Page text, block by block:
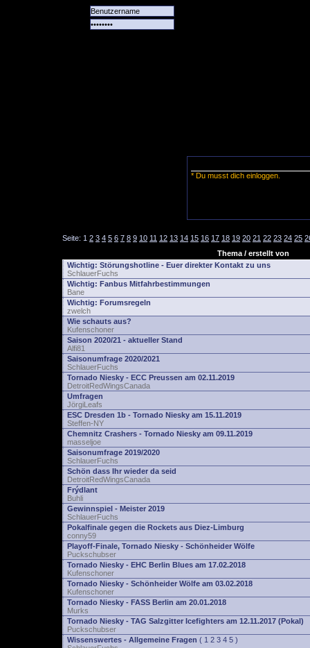
* Du musst dich einloggen.
Seite: 1 2 3 4 5 6 7 8 9 10 11 12 13 14 15 16 17 18 19 20 21 22 23 24 25
Thema / erstellt von
Wichtig: Störungshotline - Euer direkter Kontakt zu uns
SchlauerFuchs
Wichtig: Fanbus Mitfahrbestimmungen
Bane
Wichtig: Forumsregeln
zwelch
Wie schauts aus?
Kufenschoner
Saison 2020/21 - aktueller Stand
Alfi81
Saisonumfrage 2020/2021
SchlauerFuchs
Tornado Niesky - ECC Preussen am 02.11.2019
DetroitRedWingsCanada
Umfragen
JörgiLeafs
ESC Dresden 1b - Tornado Niesky am 15.11.2019
Steffen-NY
Chemnitz Crashers - Tornado Niesky am 09.11.2019
masseljoe
Saisonumfrage 2019/2020
SchlauerFuchs
Schön dass Ihr wieder da seid
DetroitRedWingsCanada
Frýdlant
Buhli
Gewinnspiel - Meister 2019
SchlauerFuchs
Pokalfinale gegen die Rockets aus Diez-Limburg
conny59
Playoff-Finale, Tornado Niesky - Schönheider Wölfe
Puckschubser
Tornado Niesky - EHC Berlin Blues am 17.02.2018
Kufenschoner
Tornado Niesky - Schönheider Wölfe am 03.02.2018
Kufenschoner
Tornado Niesky - FASS Berlin am 20.01.2018
Murks
Tornado Niesky - TAG Salzgitter Icefighters am 12.11.2017 (Pokal)
Puckschubser
Wissenswertes - Allgemeine Fragen ( 1 2 3 4 5 )